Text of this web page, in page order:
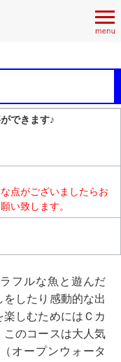
できます♪
点がございましたらお
い致します。
フルな魚と遊んだ
したり感動的な出
しむためにはＣカ
のコースは大人気
オープンウォータ